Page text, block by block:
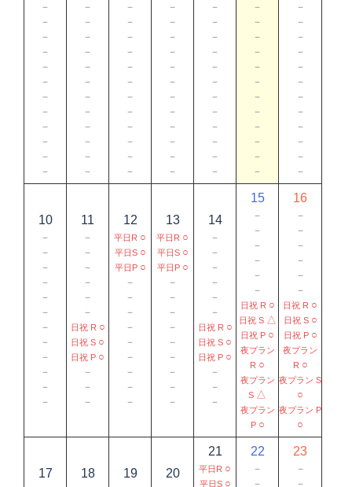
－
－
－
－
－
－
－
－
－
－
－
－
－
－
－
－
－
－
－
－
－
－
－
－
－
－
－
－
－
－
－
－
－
－
－
－
－
－
－
－
－
－
－
－
－
－
－
－
－
－
－
－
－
－
－
－
－
－
－
－
－
－
－
－
－
－
－
－
－
－
－
－
－
－
－
－
－
－
－
－
－
－
－
－
10
－
－
－
－
－
－
－
－
－
－
－
－
11
－
－
－
－
－
－
日祝 R ○
日祝 S ○
日祝 P ○
－
－
－
12
平日R ○
平日S ○
平日P ○
－
－
－
－
－
－
－
－
－
13
平日R ○
平日S ○
平日P ○
－
－
－
－
－
－
－
－
－
14
－
－
－
－
－
－
日祝 R ○
日祝 S ○
日祝 P ○
－
－
－
15
－
－
－
－
－
－
日祝 R ○
日祝 S △
日祝 P ○
夜プラン
R ○
夜プラン
S △
夜プラン
P ○
16
－
－
－
－
－
－
日祝 R ○
日祝 S ○
日祝 P ○
夜プラン
R ○
夜プラン S
○
夜プラン P
○
17 18 19 20
21
平日R ○
平日S ○
22
－
－
23
－
－